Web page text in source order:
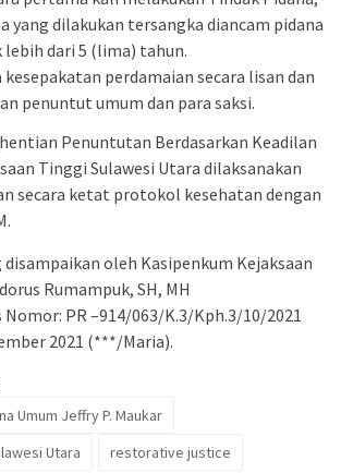
yang dilakukan tersangka diancam pidana
lebih dari 5 (lima) tahun.
kesepakatan perdamaian secara lisan dan
penuntut umum dan para saksi.
Penuntutan Berdasarkan Keadilan
Tinggi Sulawesi Utara dilaksanakan
secara ketat protokol kesehatan dengan
oleh Kasipenkum Kejaksaan
Rumampuk, SH, MH
PR –914/063/K.3/Kph.3/10/2021
2021 (***/Maria).
Umum Jeffry P. Maukar
Utara
restorative justice